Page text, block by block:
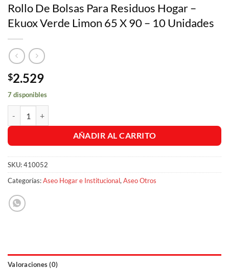
Rollo De Bolsas Para Residuos Hogar –
Ekuox Verde Limon 65 X 90 – 10 Unidades
$2.529
7 disponibles
AÑADIR AL CARRITO
SKU:410052
Categorías:Aseo Hogar e Institucional, Aseo Otros
Valoraciones (0)